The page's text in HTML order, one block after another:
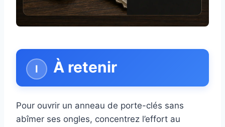
À retenir
Pour ouvrir un anneau de porte-clés sans
abîmer ses ongles, concentrez l’effort au